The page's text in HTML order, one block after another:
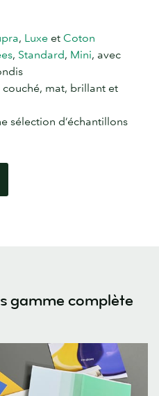
, Luxe et Coton
, Standard, Mini, avec
mat, brillant et
sélection d’échantillons
gamme complète